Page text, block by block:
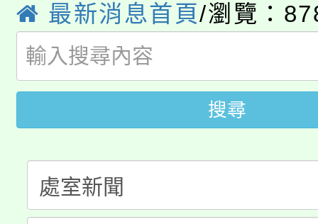
代理(課)教師甄選結果(
轉知中國文化大學推廣
《TA101》溝通分析基
程，歡迎學生輔導中心
系所師生報名參加。
轉知苗栗縣政府辦理
縣市「校園短影音徵選
門員」簡章及活動海報
踴躍報名參加。
桃園市115學年度學生
要點
「桃園市補助參觀特色
展演活動實施計畫」
115年度「教育部表揚
義教育推展貢獻獎」
「2026 ART TAIPEI臺
最新消息首頁/瀏覽：
搜尋